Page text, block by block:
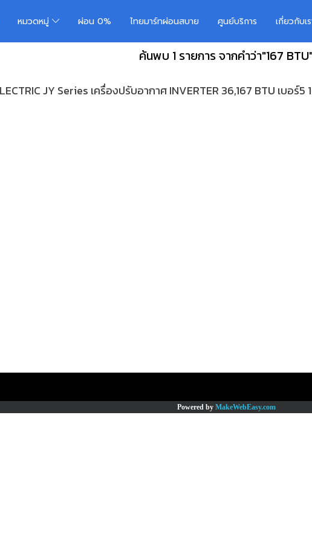
หมวดหมู่ ผ่อน 0% ไทยมาร์ทผ่อนสบาย ศูนย์บริการ เกี่ยวกับเ
ค้นพบ 1 รายการ จากคำว่า"167
JY Series เครื่องปรับอากาศ INVERTER 36,167 BTU เบอร์
Powered by MakeWebEasy.com